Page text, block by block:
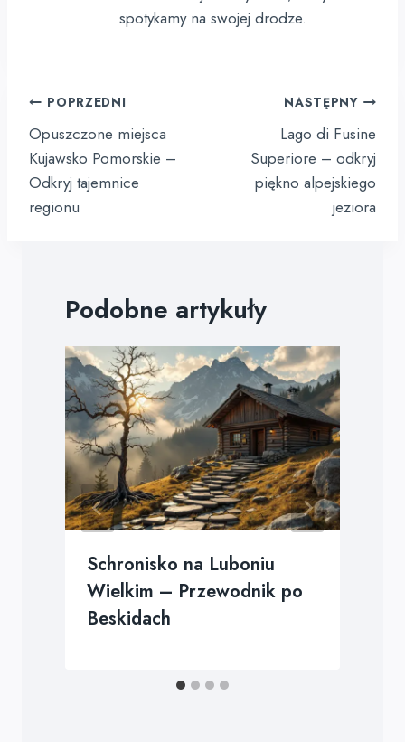
spotykamy na swojej drodze.
Nawigacja
wpisu
POPRZEDNI
Opuszczone miejsca
Kujawsko Pomorskie –
Odkryj tajemnice
regionu
NASTĘPNY
Lago di Fusine
Superiore – odkryj
piękno alpejskiego
jeziora
Podobne artykuły
Schronisko na Luboniu
Wielkim – Przewodnik po
Beskidach